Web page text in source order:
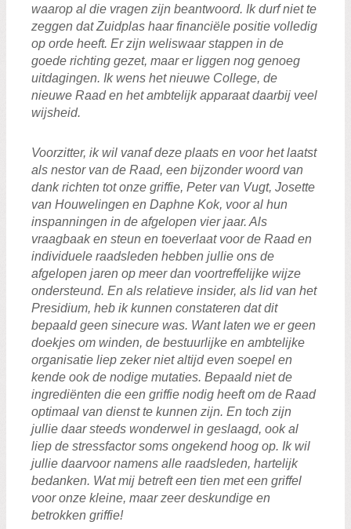
waarop al die vragen zijn beantwoord. Ik durf niet te
zeggen dat Zuidplas haar financiële positie volledig
op orde heeft. Er zijn weliswaar stappen in de
goede richting gezet, maar er liggen nog genoeg
uitdagingen. Ik wens het nieuwe College, de
nieuwe Raad en het ambtelijk apparaat daarbij veel
wijsheid.
Voorzitter, ik wil vanaf deze plaats en voor het laatst
als nestor van de Raad, een bijzonder woord van
dank richten tot onze griffie, Peter van Vugt, Josette
van Houwelingen en Daphne Kok, voor al hun
inspanningen in de afgelopen vier jaar. Als
vraagbaak en steun en toeverlaat voor de Raad en
individuele raadsleden hebben jullie ons de
afgelopen jaren op meer dan voortreffelijke wijze
ondersteund. En als relatieve insider, als lid van het
Presidium, heb ik kunnen constateren dat dit
bepaald geen sinecure was. Want laten we er geen
doekjes om winden, de bestuurlijke en ambtelijke
organisatie liep zeker niet altijd even soepel en
kende ook de nodige mutaties. Bepaald niet de
ingrediënten die een griffie nodig heeft om de Raad
optimaal van dienst te kunnen zijn. En toch zijn
jullie daar steeds wonderwel in geslaagd, ook al
liep de stressfactor soms ongekend hoog op. Ik wil
jullie daarvoor namens alle raadsleden, hartelijk
bedanken. Wat mij betreft een tien met een griffel
voor onze kleine, maar zeer deskundige en
betrokken griffie!